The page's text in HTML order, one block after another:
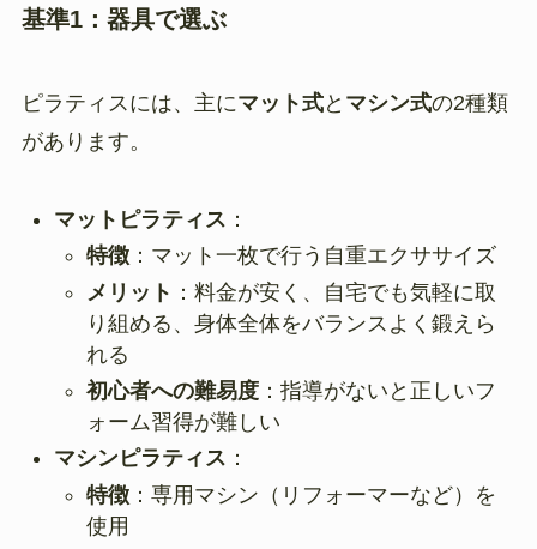
基準1：器具で選ぶ
ピラティスには、主にマット式と マシン式の2種類
があります。
マットピラティス ：
特徴：マット一枚で行う自重エクササイズ
メリット ：料金が安く、自宅でも気軽に取
り組める、身体全体をバランスよく鍛えら
れる
初心者への難易度：指導がないと正しいフ
ォーム習得が難しい
マシンピラティス ：
特徴：専用マシン（リフォーマーなど）を
使用